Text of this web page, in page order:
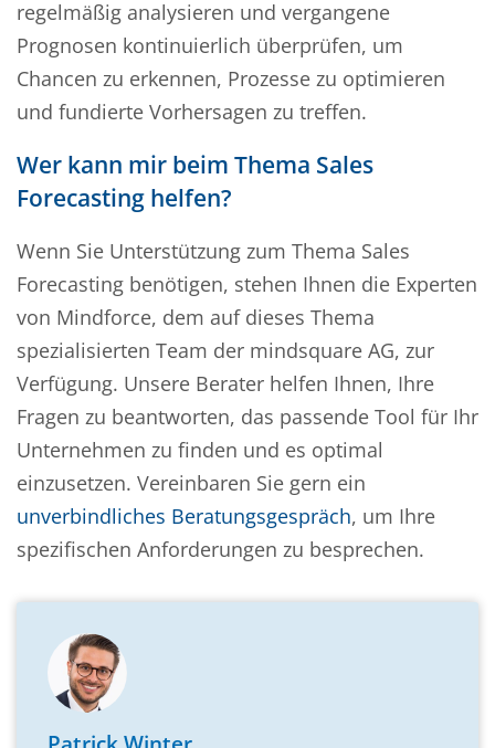
regelmäßig analysieren und vergangene
Prognosen kontinuierlich überprüfen, um
Chancen zu erkennen, Prozesse zu optimieren
und fundierte Vorhersagen zu treffen.
Wer kann mir beim Thema Sales
Forecasting helfen?
Wenn Sie Unterstützung zum Thema Sales
Forecasting benötigen, stehen Ihnen die Experten
von Mindforce, dem auf dieses Thema
spezialisierten Team der mindsquare AG, zur
Verfügung. Unsere Berater helfen Ihnen, Ihre
Fragen zu beantworten, das passende Tool für Ihr
Unternehmen zu finden und es optimal
einzusetzen. Vereinbaren Sie gern ein
unverbindliches Beratungsgespräch, um Ihre
spezifischen Anforderungen zu besprechen.